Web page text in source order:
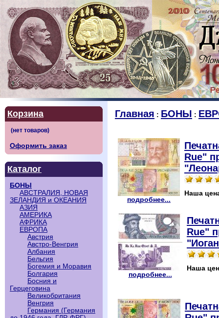
Корзина
Оформить заказ
Каталог
БОНЫ
АВСТРАЛИЯ, НОВАЯ
ЗЕЛАНДИЯ и ОКЕАНИЯ
АЗИЯ
АМЕРИКА
АФРИКА
ЕВРОПА
Австрия
Австро-Венгрия
Албания
Бельгия
Богемия и Моравия
Болгария
Босния и
Герцеговина
Великобритания
Венгрия
Германия (Германия
Главная : БОНЫ :
подробнее...
Rue"
Наша
подробнее...
Rue"
Наша